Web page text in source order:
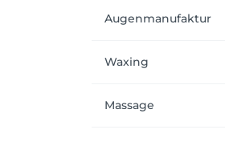
Augenmanufaktur
Waxing
Massage